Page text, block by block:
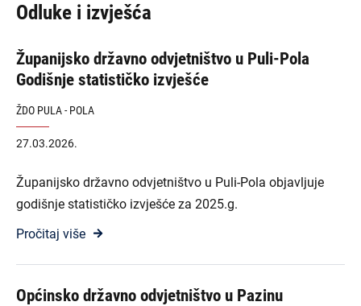
Odluke i izvješća
Županijsko državno odvjetništvo u Puli-Pola
Godišnje statističko izvješće
ŽDO PULA - POLA
27.03.2026.
Županijsko državno odvjetništvo u Puli-Pola objavljuje
godišnje statističko izvješće za 2025.g.
Pročitaj više
Općinsko državno odvjetništvo u Pazinu